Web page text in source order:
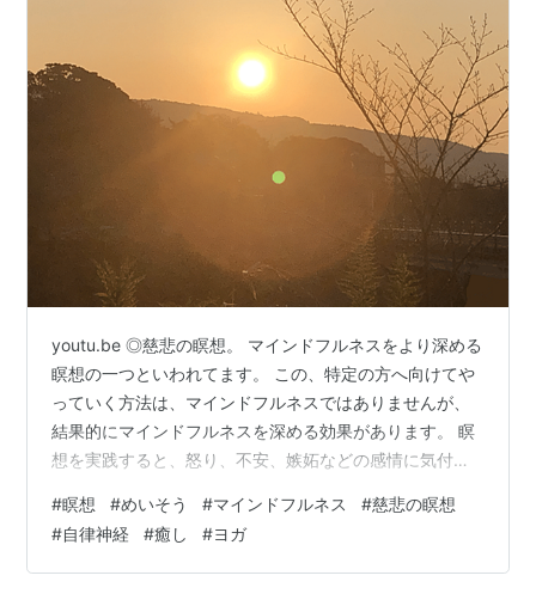
youtu.be ◎慈悲の瞑想。 マインドフルネスをより深める
瞑想の一つといわれてます。 この、特定の方へ向けてや
っていく方法は、マインドフルネスではありませんが、
結果的にマインドフルネスを深める効果があります。 瞑
想を実践すると、怒り、不安、嫉妬などの感情に気付き
想後に慈悲の瞑想を実践するようにしています。それに
よって自己肯定力も付いてくるので、取り入れるように
しています。 瞑想を実践されてない方でも、日常の生活
#瞑想 #めいそう #マインドフルネス #慈悲の瞑想
#自律神経 #癒し #ヨガ